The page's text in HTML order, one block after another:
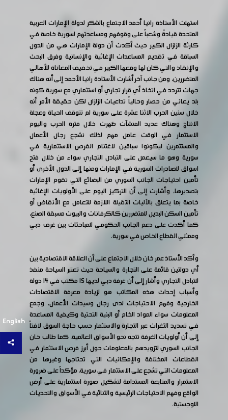
English
استهلت الأستاذة رانيا أحمد الاجتماع بالشكر لدولة الإمارات العربية
المتحدة قيادةً وشعباً على وقوفهم ومساعدتهم لسورية خاصة في
كارثة الزلزال الكبير حيث أكدت أن دولة الإمارات هي من الدول
السباقة في تقديم المساعدات الإغاثية والإنسانية وفرق البحث
والإنقاذ والتي كان لها وقعها الكبير في تخفيف المعاناة للأهالي
المتضررين، ومن جانب آخر أشارت الأستاذة رانيا الأحمد إلى أنه هناك
جهات تتردد في اتخاذ أي قرار تجاري أو استثماري مع سورية كونه
بلد يعاني من حصار وحالياً تداعيات الزلزال لكن حقيقة الأمر أنه
خلال سنين الحرب الاثنا عشرة على سورية لم تتوقف الحياة وعجلة
الانتاج وهناك عديد المنشآت ظهرت خلال فترة الحرب واليوم
الاستثمار في الوقت عامل مهم لذلك نشجع رجال الأعمال
والمستثمرين ليكونوا سباقين لاغتنام الفرص الاستثمارية في
سورية وهو ما سيعمل على التبادل التجاري سواء من خلال فتح
اسواق للصادرات السورية في الإمارات ومنها إلى الدول الأخرى أو
تأمين احتياجات الجانب السوري من البضائع التي تقوم الإمارات
بتصديرها، وأشارت إلى أن التركيز اليوم على الأولويات الإغاثية
خاصة بما يتعلق بالآليات الثقيلة اللازمة للتعامل مع الأنقاض أو
تأمين السكن البديل للمتضررين كالكرفانات والبيوت مسبقة الصنع،
كما أكدت على دعم الجانب الحكومي للمباحثات بين غرف دبي
وممثلي القطاع الخاص في سورية.
وأكد الأستاذ عمر خان خلال الاجتماع على أن العلاقة الاقتصادية بين
أي دولتين قائمة على التجارة والسياحة حيث تعتبر السياحة منفذ
للتبادل التجاري وأشار إلى أن غرفة دبي لديها 15 مكتب في 14 دولة
وأسباب إحداث هذه المكاتب هو لزيادة معرفة الاقتصادات
الخارجية وفهم الاحتياجات لدى رجال وسيدات الأعمال، وجمع
المعلومات سواء المواد الخام أو البنية التحتية وكيفية المساعدة
في تسديد الثغرات عبر التجارة والاستثمار حسب حاجة السوق لافتاً
إلى أن أولويات الغرفة تتجه نحو الأسواق العالمية، كما طالب خان
الجانب السوري لتزويدهم بالمعلومات حول أبرز فرص الاستثمار في
القطاعات المختلفة والإمكانيات التي تحتاجها وغيرها من
المعلومات التي تشجع على الاستثمار في سورية، مؤكداً على ضرورة
الاستمرار والمتابعة المستدامة لتشكيل صورة استثمارية على أرض
الواقع وفهم الاحتياجات الرئيسية والثنائية في الأسواق والتحديات
اللوجستية.